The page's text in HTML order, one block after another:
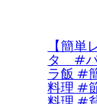
【簡単
タ #パ
ラ飯 #
料理 #